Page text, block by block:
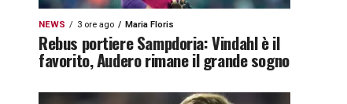
NEWS 3 ore ago Maria Floris
Rebus portiere Sampdoria: Vindahl è il
favorito, Audero rimane il grande sogno